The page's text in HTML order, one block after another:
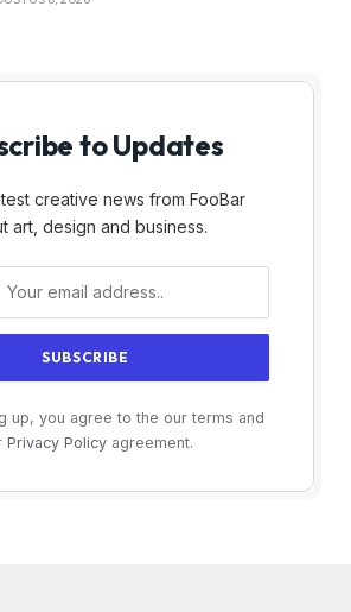
to Updates
creative news from FooBar
art, design and business.
up, you agree to the our terms and
Privacy Policyagreement.